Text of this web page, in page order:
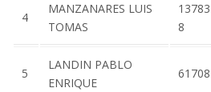
4
MANZANARES LUIS
TOMAS
13783
8
5
LANDIN PABLO
ENRIQUE
61708